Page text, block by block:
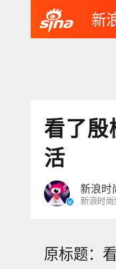
新
看了殷
活
新浪时
新浪时
原标题：